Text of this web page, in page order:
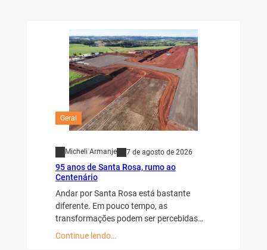
Geral
Micheli Armanje 7 de agosto de 2026
95 anos de Santa Rosa, rumo ao
Centenário
Andar por Santa Rosa está bastante
diferente. Em pouco tempo, as
transformações podem ser percebidas…
Continue lendo…